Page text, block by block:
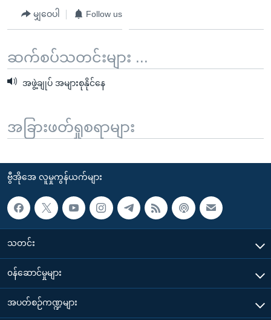
မျှဝေပါ Follow us
ဆက်စပ်သတင်းများ ...
အဖွဲ့ချုပ် အများစုနိုင်နေ
အခြားဖတ်ရှုစရာများ
ဗွီအိုအေ လူမှုကွန်ယက်များ
သတင်း
၀န်ဆောင်မှုများ
အပတ်စဉ်ကဏ္ဍများ